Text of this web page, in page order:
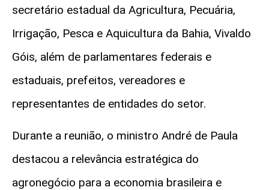
secretário estadual da Agricultura, Pecuária,
Irrigação, Pesca e Aquicultura da Bahia, Vivaldo
Góis, além de parlamentares federais e
estaduais, prefeitos, vereadores e
representantes de entidades do setor.
Durante a reunião, o ministro André de Paula
destacou a relevância estratégica do
agronegócio para a economia brasileira e